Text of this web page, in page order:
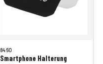
8460
Smartphone Halterung